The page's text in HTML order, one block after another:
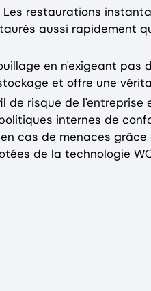
restaurations
aussi rapidement
en n'exigeant pas
et offre une
de risque de
internes de
cas de menaces
de la technologie